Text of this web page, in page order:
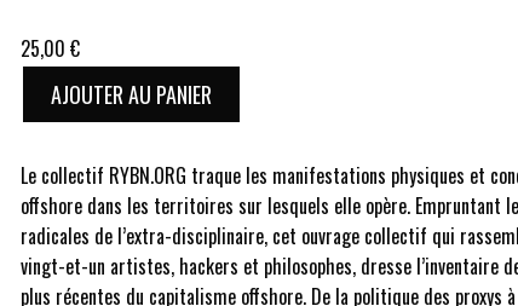
25,00 €
AJOUTER AU PANIER
Le collectif RYBN.ORG traque les manifestations physiques et
offshore dans les territoires sur lesquels elle opère. Empruntant
radicales de l’extra-disciplinaire, cet ouvrage collectif qui
vingt-et-un artistes, hackers et philosophes, dresse l’inventaire
plus récentes du capitalisme offshore. De la politique des proxys